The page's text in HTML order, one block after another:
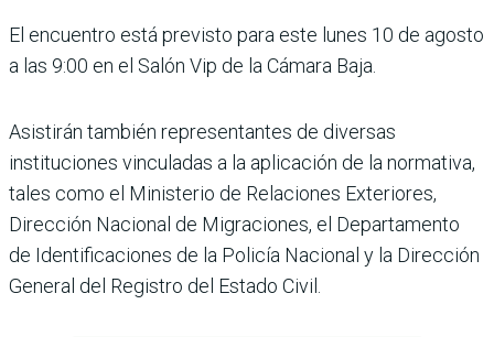
El encuentro está previsto para este lunes 10 de agosto
a las 9:00 en el Salón Vip de la Cámara Baja.
Asistirán también representantes de diversas
instituciones vinculadas a la aplicación de la normativa,
tales como el Ministerio de Relaciones Exteriores,
Dirección Nacional de Migraciones, el Departamento
de Identificaciones de la Policía Nacional y la Dirección
General del Registro del Estado Civil.